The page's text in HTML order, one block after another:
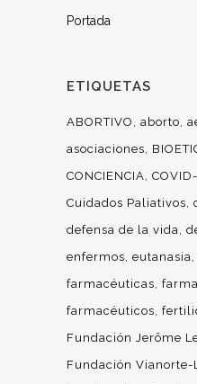
Portada
ETIQUETAS
ABORTIVO aborto
asociaciones
CONCIENCIA
Cuidados Paliativos
defensa de la vida
enfermos eutanasia
farmacéuticas
farmacéuticos
Fundación Jerôme
Fundación Vianorte-